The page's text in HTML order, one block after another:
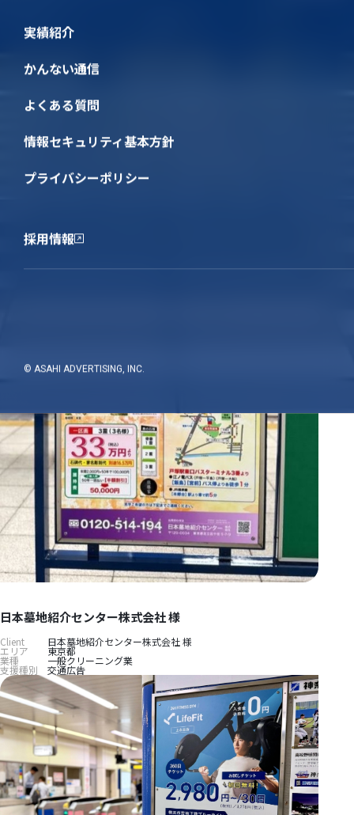
実績紹介
かんない通信
よくある質問
情報セキュリティ基本方針
プライバシーポリシー
採用情報
© ASAHI ADVERTISING, INC.
日本墓地紹介センター株式会社 様
エリア
宗教・葬祭
支援種別 交通広告
日本墓地紹介センター株式会社 様
Client 日本墓地紹介センター株式会社 様
エリア 東京都
業種 一般クリーニング業
支援種別 交通広告